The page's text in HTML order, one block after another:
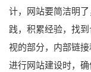
计，网站要简洁明
践，积累经验，找
视的部分，内部链
进行网站建设时，